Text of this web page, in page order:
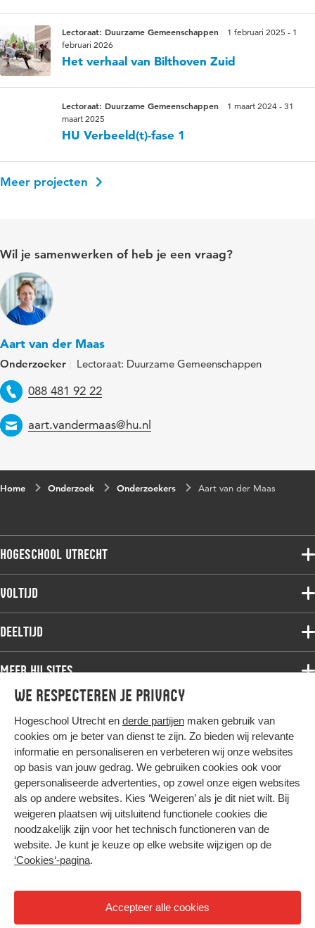
We respecteren je privacy
Hogeschool Utrecht en derde partijen maken gebruik van
cookies om je beter van dienst te zijn. Zo bieden wij relevante
informatie en personaliseren en verbeteren wij onze websites
op basis van jouw gedrag. We gebruiken cookies ook voor
gepersonaliseerde advertenties, op zowel onze eigen websites
als op andere websites. Kies ‘Weigeren’ als je dit niet wilt. Bij
weigeren plaatsen wij uitsluitend functionele cookies die
noodzakelijk zijn voor het technisch functioneren van de
website. Je kunt je keuze op elke website wijzigen op de
‘Cookies‘-pagina.
Accepteer alle cookies
Lectoraat: Duurzame Gemeenschappen
1 februari 2025 - 1
februari 2026
Het verhaal van Bilthoven Zuid
Lectoraat: Duurzame Gemeenschappen
1 maart 2024 - 31
maart 2025
HU Verbeeld(t)-fase 1
Meer projecten
Wil je samenwerken of heb je een vraag?
Aart van der Maas
Onderzoeker Lectoraat: Duurzame Gemeenschappen
Telefoon
088 481 92 22
Email
aart.vandermaas@hu.nl
Home Onderzoek Onderzoekers Aart van der Maas
Hogeschool Utrecht
Voltijdopleidingen
Onderzoek
Werken bij de HU
Contact
Voltijd
Associate degree
Master
Studiekeuze voltijd
Deeltijd
Associate degree
Bachelor
Master
Post-master
Studiekeuze deeltijd
Meer HU sites
HU International
HU Bibliotheek
HU Ontwikkelt
Duurzame HU
Intranet
Trajectum
Hier komt alles samen
Colofon
Privacy
Cookies
Nieuwsbrief